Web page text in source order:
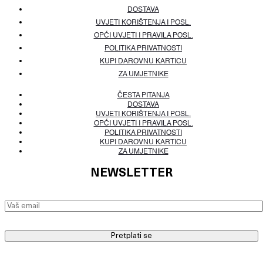
DOSTAVA
UVJETI KORIŠTENJA I POSL.
OPĆI UVJETI I PRAVILA POSL.
POLITIKA PRIVATNOSTI
KUPI DAROVNU KARTICU
ZA UMJETNIKE
ČESTA PITANJA
DOSTAVA
UVJETI KORIŠTENJA I POSL.
OPĆI UVJETI I PRAVILA POSL.
POLITIKA PRIVATNOSTI
KUPI DAROVNU KARTICU
ZA UMJETNIKE
NEWSLETTER